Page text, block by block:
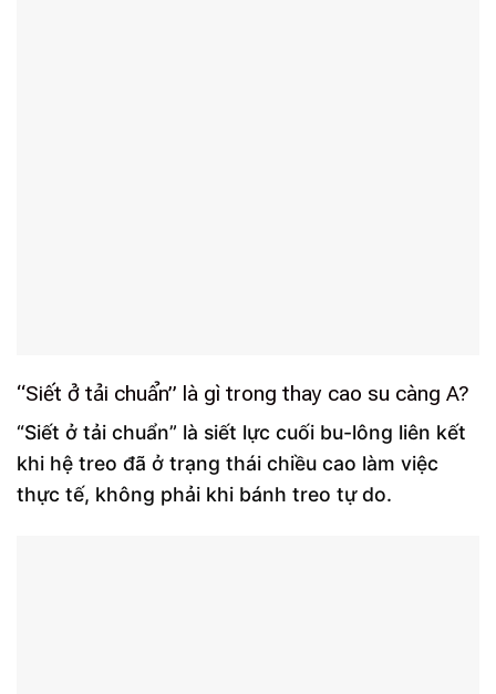
“Siết ở tải chuẩn” là gì trong thay cao su càng A?
“Siết ở tải chuẩn” là siết lực cuối bu-lông liên kết
khi hệ treo đã ở trạng thái chiều cao làm việc
thực tế, không phải khi bánh treo tự do.